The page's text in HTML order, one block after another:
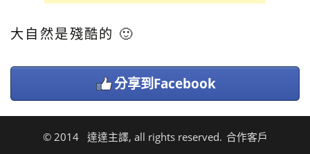
大自然是殘酷的 🙂
分享到Facebook
© 2014 達達主譯, all rights reserved. 合作客戶